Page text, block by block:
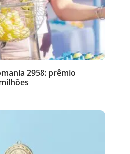
2958: prêmio